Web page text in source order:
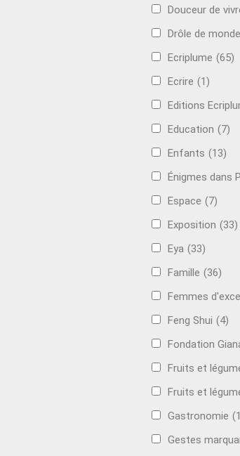
Douceur de
Drôle de monde
Ecriplume (65)
Ecrire (1)
Editions
Education (7)
Enfants (13)
Énigmes dans
Espace (7)
Exposition (33)
Eya (33)
Famille (36)
Femmes
Feng Shui (4)
Fondation
Fruits et
Fruits et
Gastronomie
Gestes